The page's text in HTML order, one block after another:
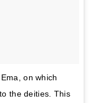
on which
the deities. This